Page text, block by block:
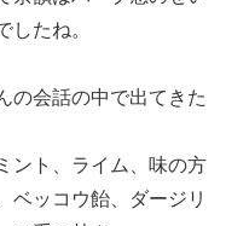
したね。
の会話の中で出てきた
ント、ライム、味の方
ベッコウ飴、ダージリ